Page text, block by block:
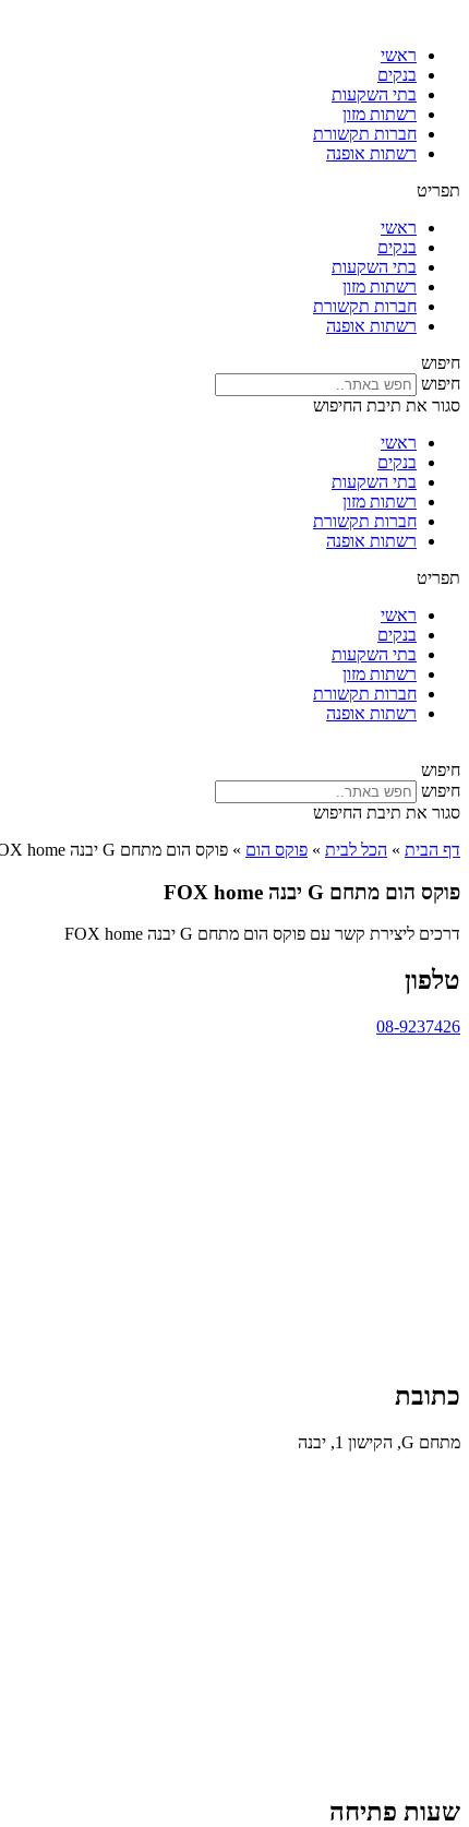
ראשי
בנקים
בתי השקעות
רשתות מזון
חברות תקשורת
רשתות אופנה
תפריט
ראשי
בנקים
בתי השקעות
רשתות מזון
חברות תקשורת
רשתות אופנה
חיפוש
חיפוש
סגור את תיבת החיפוש
ראשי
בנקים
בתי השקעות
רשתות מזון
חברות תקשורת
רשתות אופנה
תפריט
ראשי
בנקים
בתי השקעות
רשתות מזון
חברות תקשורת
רשתות אופנה
חיפוש
חיפוש
סגור את תיבת החיפוש
דף הבית » הכל לבית » פוקס הום » פוקס הום מתחם G יבנה FOX home
פוקס הום מתחם G יבנה FOX home
דרכים ליצירת קשר עם פוקס הום מתחם G יבנה FOX home
טלפון
08-9237426
כתובת
מתחם G, הקישון 1, יבנה
שעות פתיחה